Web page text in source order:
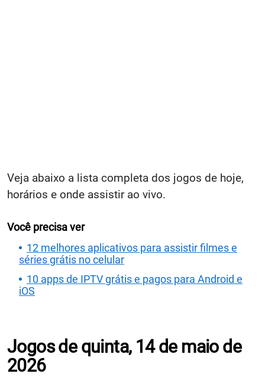
Veja abaixo a lista completa dos jogos de hoje,
horários e onde assistir ao vivo.
Você precisa ver
12 melhores aplicativos para assistir filmes e
séries grátis no celular
10 apps de IPTV grátis e pagos para Android e
iOS
Jogos de quinta, 14 de maio de
2026